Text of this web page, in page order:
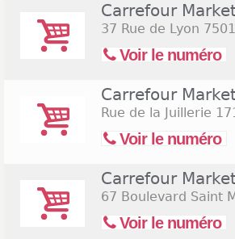
Carrefour
37 Rue de Lyon
Voir le numéro
Carrefour
Rue de la Juillerie
Voir le numéro
Carrefour
67 Boulevard Saint
Voir le numéro